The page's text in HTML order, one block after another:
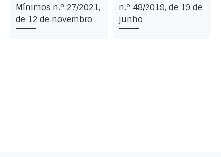
Mínimos n.º 27/2021,
de 12 de novembro
n.º 48/2019, de 19 de
junho